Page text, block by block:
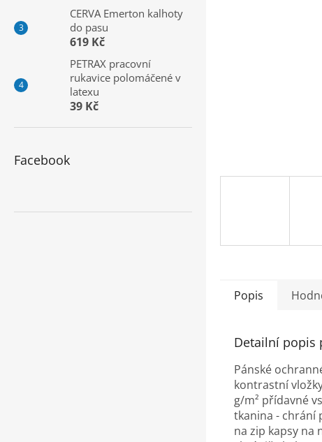
CERVA Emerton kalhoty
do pasu
619 Kč
PETRAX pracovní
rukavice polomáčené v
latexu
39 Kč
Facebook
Popis
Detailní popis
Pánské
kontrastní
g/m² přídavné
tkanina - chrání
na zip kapsy na